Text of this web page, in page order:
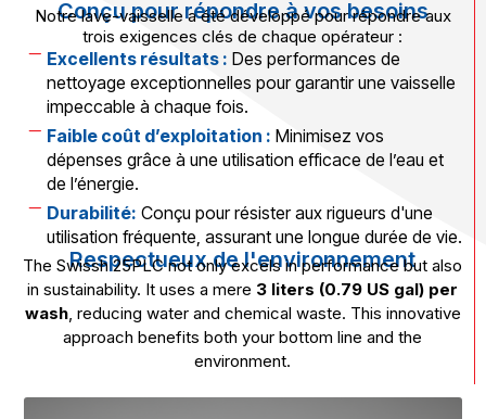
Conçu pour répondre à vos besoins
Notre lave-vaisselle a été développé pour répondre aux
trois exigences clés de chaque opérateur :
Excellents résultats : Des performances de
nettoyage exceptionnelles pour garantir une vaisselle
impeccable à chaque fois.
Faible coût d’exploitation : Minimisez vos
dépenses grâce à une utilisation efficace de l’eau et
de l’énergie.
Durabilité: Conçu pour résister aux rigueurs d'une
utilisation fréquente, assurant une longue durée de vie.
Respectueux de l'environnement
The Swissh 25PLC not only excels in performance but also
in sustainability. It uses a mere 3 liters (0.79 US gal) per
wash, reducing water and chemical waste. This innovative
approach benefits both your bottom line and the
environment.